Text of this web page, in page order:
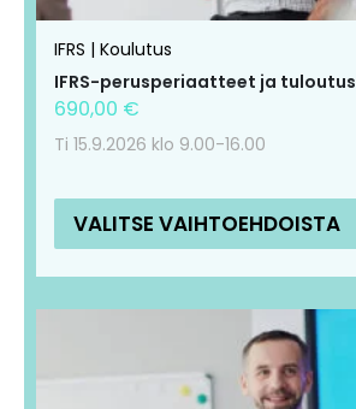
IFRS | Koulutus
IFRS-perusperiaatteet ja tuloutus
690,00 €
Ti 15.9.2026 klo 9.00-16.00
VALITSE VAIHTOEHDOISTA